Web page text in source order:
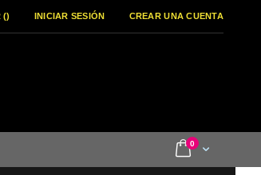
() INICIAR SESIÓN CREAR UNA CUENTA
Cart
0items